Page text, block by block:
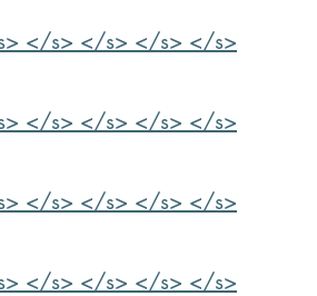
</s> </s> </s> </s>
</s> </s> </s> </s>
</s> </s> </s> </s>
</s> </s> </s> </s>